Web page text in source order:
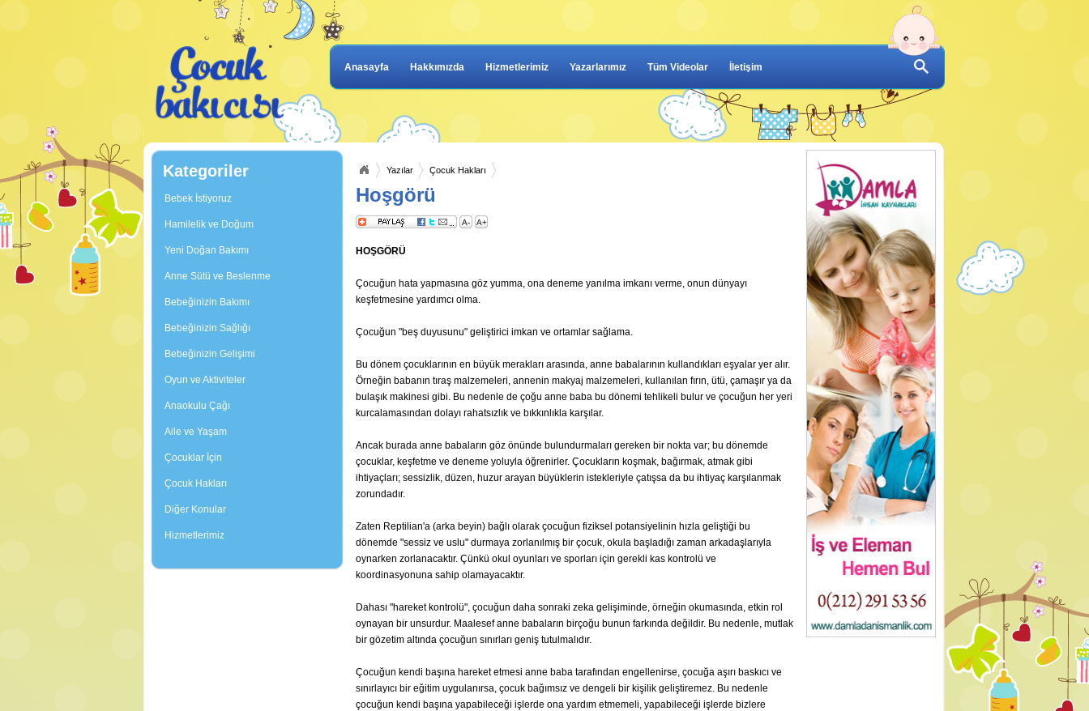
Anasayfa Hakkımızda Hizmetlerimiz Yazarlarımız Tüm Videolar İletişim
Kategoriler
Bebek İstiyoruz
Hamilelik ve Doğum
Yeni Doğan Bakımı
Anne Sütü ve Beslenme
Bebeğinizin Bakımı
Bebeğinizin Sağlığı
Bebeğinizin Gelişimi
Oyun ve Aktiviteler
Anaokulu Çağı
Aile ve Yaşam
Çocuklar İçin
Çocuk Hakları
Diğer Konular
Hizmetlerimiz
Yazılar Çocuk Hakları
Hoşgörü
A- A+
HOŞGÖRÜ
Çocuğun hata yapmasına göz yumma, ona deneme yanılma imkanı verme, onun dünyayı
keşfetmesine yardımcı olma.
Çocuğun "beş duyusunu" geliştirici imkan ve ortamlar sağlama.
Bu dönem çocuklarının en büyük merakları arasında, anne babalarının kullandıkları eşyalar yer alır.
Örneğin babanın tıraş malzemeleri, annenin makyaj malzemeleri, kullanılan fırın, ütü, çamaşır ya da
bulaşık makinesi gibi. Bu nedenle de çoğu anne baba bu dönemi tehlikeli bulur ve çocuğun her yeri
kurcalamasından dolayı rahatsızlık ve bıkkınlıkla karşılar.
Ancak burada anne babaların göz önünde bulundurmaları gereken bir nokta var; bu dönemde
çocuklar, keşfetme ve deneme yoluyla öğrenirler. Çocukların koşmak, bağırmak, atmak gibi
ihtiyaçları; sessizlik, düzen, huzur arayan büyüklerin istekleriyle çatışsa da bu ihtiyaç karşılanmak
zorundadır.
Zaten Reptilian'a (arka beyin) bağlı olarak çocuğun fiziksel potansiyelinin hızla geliştiği bu
dönemde "sessiz ve uslu" durmaya zorlanılmış bir çocuk, okula başladığı zaman arkadaşlarıyla
oynarken zorlanacaktır. Çünkü okul oyunları ve sporları için gerekli kas kontrolü ve
koordinasyonuna sahip olamayacaktır.
Dahası "hareket kontrolü", çocuğun daha sonraki zeka gelişiminde, örneğin okumasında, etkin rol
oynayan bir unsurdur. Maalesef anne babaların birçoğu bunun farkında değildir. Bu nedenle, mutlak
bir gözetim altında çocuğun sınırları geniş tutulmalıdır.
Çocuğun kendi başına hareket etmesi anne baba tarafından engellenirse, çocuğa aşırı baskıcı ve
sınırlayıcı bir eğitim uygulanırsa, çocuk bağımsız ve dengeli bir kişilik geliştiremez. Bu nedenle
çocuğun kendi başına yapabileceği işlerde ona yardım etmemeli, yapabileceği işlerde bizlere